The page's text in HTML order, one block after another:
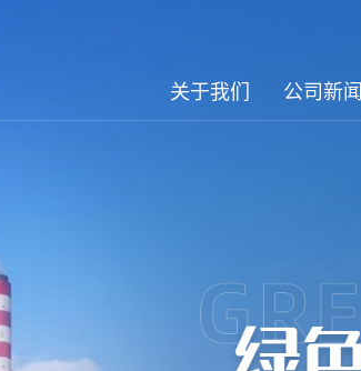
关于我们 公司新闻